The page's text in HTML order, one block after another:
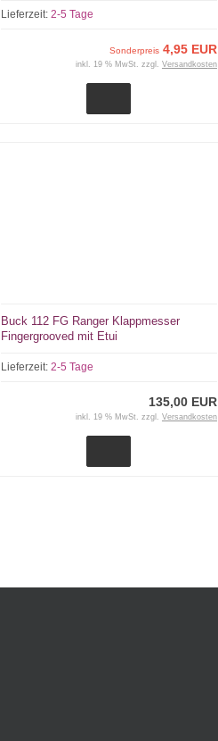
Lieferzeit: 2-5 Tage
Sonderpreis 4,95 EUR
inkl. 19 % MwSt. zzgl. Versandkosten
Buck 112 FG Ranger Klappmesser
Fingergrooved mit Etui
Lieferzeit: 2-5 Tage
135,00 EUR
inkl. 19 % MwSt. zzgl. Versandkosten